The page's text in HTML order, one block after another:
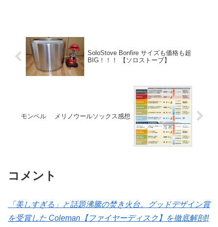
SoloStove Bonfire サイズも価格も超
BIG！！！ 【ソロストーブ】
モンベル メリノウールソックス感想
コメント
「美しすぎる」と話題沸騰の焚き火台。グッドデザイン賞
を受賞した Coleman【ファイヤーディスク】を徹底解剖!!